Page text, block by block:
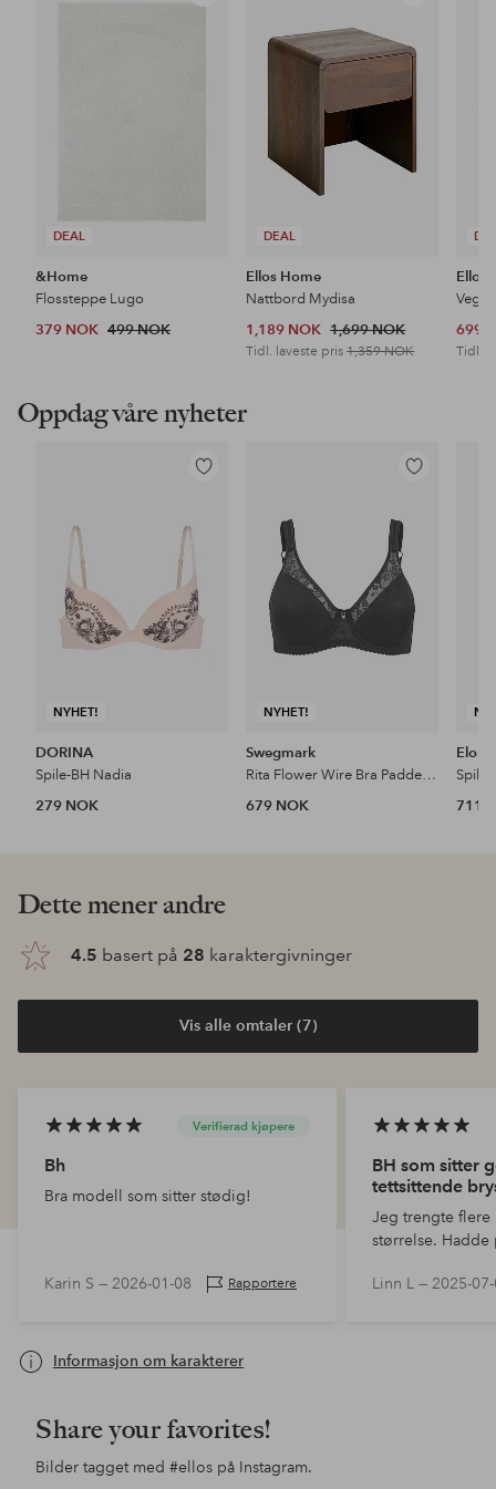
DEAL
&Home
Flossteppe Lugo
379 NOK 499 NOK
DEAL
favoritter
Ellos Home
Nattbord Mydisa
1,189 NOK 1,699 NOK
Tidl. laveste pris1,359 NOK
Ellos
699
Tidl.
Oppdag våre nyheter
NYHET!
Legg
DORINA
Spile-BH Nadia
279 NOK
NYHET!
Legg
favoritter
Swegmark
Rita Flower Wire Bra Padded Cups
679 NOK
Elomi
711
Dette mener andre
4.5 basert på 28 karaktergivninger
Vis alle omtaler (7)
Verifierad kjøpere
Bh
Bra modell som sitter stødig!
Karin S — 2026-01-08 Rapportere
BH som sitter
tettsittende
Jeg trengte flere
størrelse.
Ellos hadde
Linn L — 2025-
Informasjon om karakterer
Share your favorites!
Bilder tagget med #ellos på Instagram.